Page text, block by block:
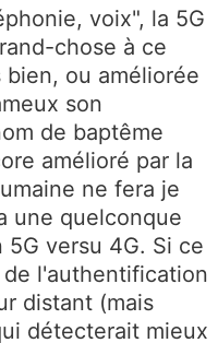
voix", la 5G
chose à ce
ou améliorée
son
de baptême
amélioré par la
ne fera je
une quelconque
versu 4G. Si ce
l'authentification
distant (mais
détecterait mieux